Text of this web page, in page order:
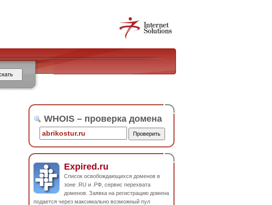
WHOIS – проверка домена
Expired.ru
Список освобождающихся доменов в
зоне .RU и .РФ, сервис перехвата
доменов. Заявка на регистрацию домена
подается через максимально возможный пул